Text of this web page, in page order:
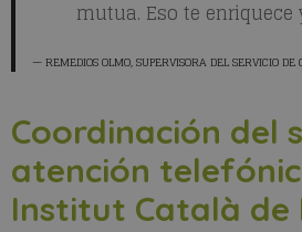
mutua. Eso te enriquece
REMEDIOS OLMO, SUPERVISORA DEL SERVICIO
Coordinación del
atención
Institut Català de